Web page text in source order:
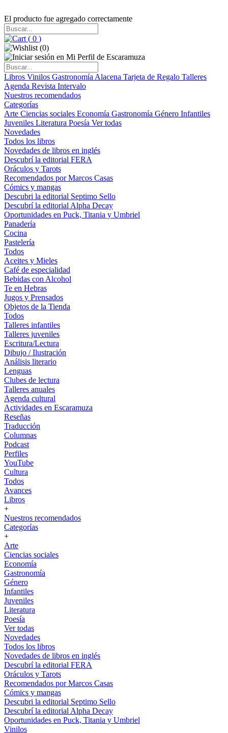
El producto fue agregado correctamente
( 0 )
(0)
Libros Vinilos Gastronomía Alacena Tarjeta de Regalo Talleres
Agenda Revista Intervalo
Nuestros recomendados
Categorías
Arte Ciencias sociales Economía Gastronomía Género Infantiles
Juveniles Literatura Poesía Ver todas
Novedades
Todos los libros
Novedades de libros en inglés
Descubrí la editorial FERA
Oráculos y Tarots
Recomendados por Marcos Casas
Cómics y mangas
Descubri la editorial Septimo Sello
Descubrí la editorial Alpha Decay
Oportunidades en Puck, Titania y Umbriel
Panadería
Cocina
Pastelería
Todos
Aceites y Mieles
Café de especialidad
Bebidas con Alcohol
Te en Hebras
Jugos y Prensados
Objetos de la Tienda
Todos
Talleres infantiles
Talleres juveniles
Escritura/Lectura
Dibujo / Ilustración
Análisis literario
Lenguas
Clubes de lectura
Talleres anuales
Agenda cultural
Actividades en Escaramuza
Reseñas
Traducción
Columnas
Podcast
Perfiles
YouTube
Cultura
Todos
Avances
Libros
+
Nuestros recomendados
Categorías
+
Arte
Ciencias sociales
Economía
Gastronomía
Género
Infantiles
Juveniles
Literatura
Poesía
Ver todas
Novedades
Todos los libros
Novedades de libros en inglés
Descubrí la editorial FERA
Oráculos y Tarots
Recomendados por Marcos Casas
Cómics y mangas
Descubri la editorial Septimo Sello
Descubrí la editorial Alpha Decay
Oportunidades en Puck, Titania y Umbriel
Vinilos